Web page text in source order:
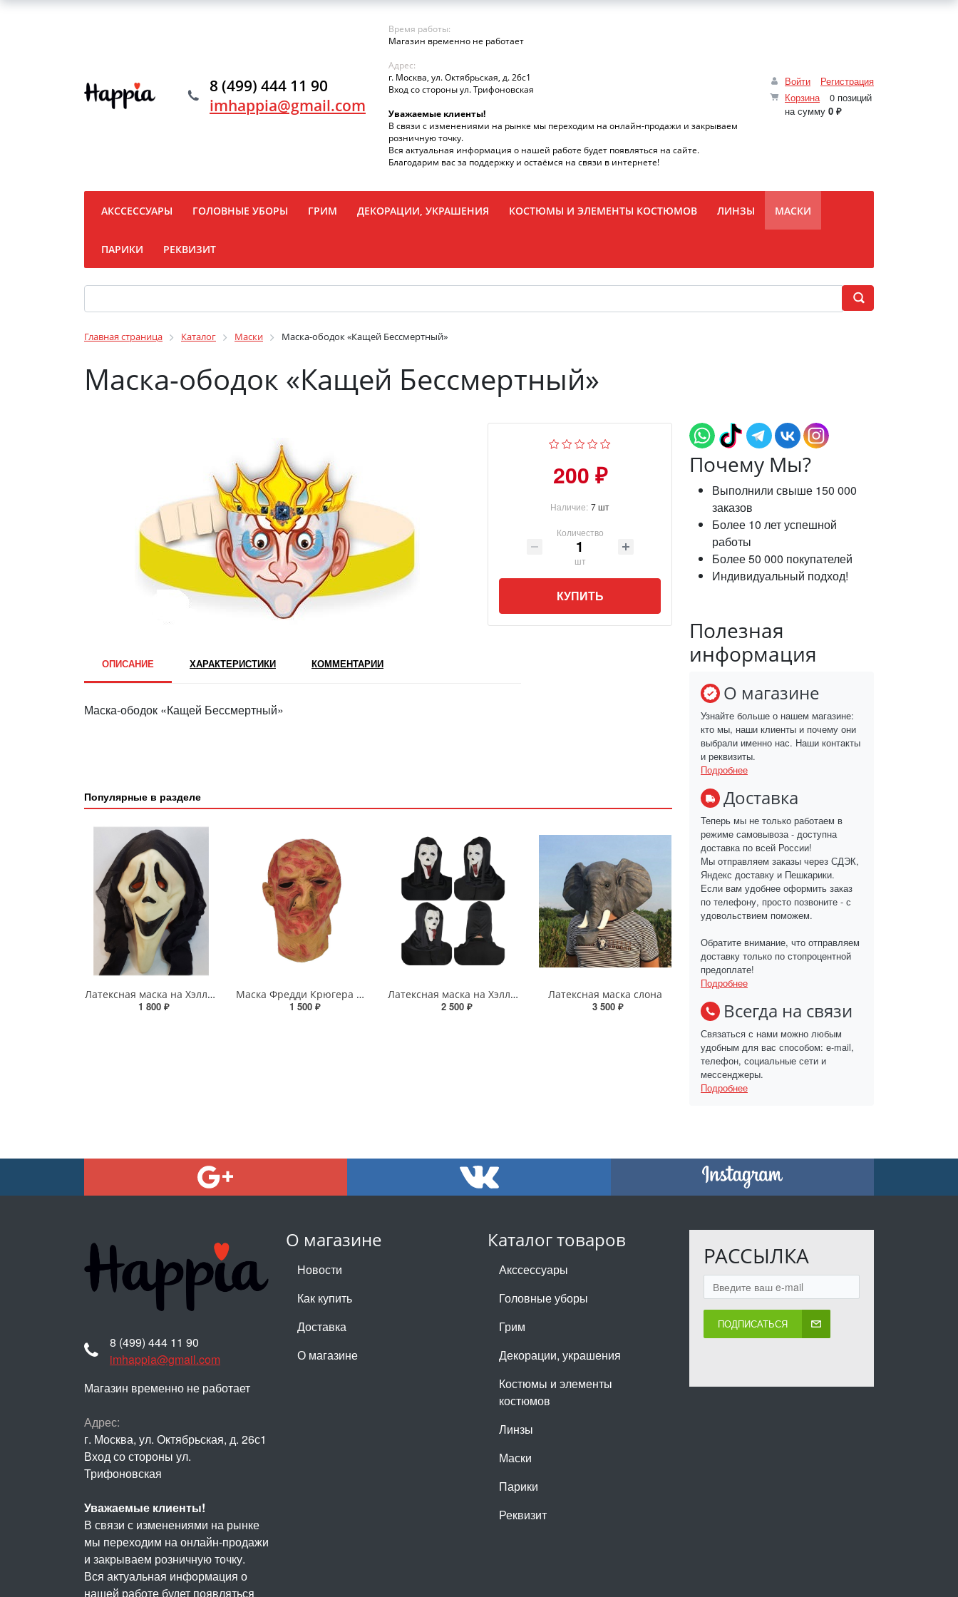
Войти
Регистрация
Корзина
0 позиций
на сумму 0 ₽
8 (499) 444 11 90
imhappia@gmail.com
Время работы:
Магазин временно не работает
Адрес:
г. Москва, ул. Октябрьская, д. 26с1
Вход со стороны ул. Трифоновская
Уважаемые клиенты!
В связи с изменениями на рынке мы переходим на онлайн-продажи и закрываем
розничную точку.
Вся актуальная информация о нашей работе будет появляться на сайте.
Благодарим вас за поддержку и остаёмся на связи в интернете!
АКССЕССУАРЫ ГОЛОВНЫЕ УБОРЫ ГРИМ ДЕКОРАЦИИ, УКРАШЕНИЯ КОСТЮМЫ И ЭЛЕМЕНТЫ КОСТЮМОВ ЛИНЗЫ МАСКИ
ПАРИКИ РЕКВИЗИТ
Главная страница Каталог Маски Маска-ободок «Кащей Бессмертный»
Маска-ободок «Кащей Бессмертный»
200 ₽
Наличие: 7 шт
Количество
шт
КУПИТЬ
ОПИСАНИЕ ХАРАКТЕРИСТИКИ КОММЕНТАРИИ
Маска-ободок «Кащей Бессмертный»
Популярные в разделе
Латексная маска на Хэллоуин - «Крик»
1 800 ₽
Маска Фредди Крюгера на Хэллоуин
1 500 ₽
Латексная маска на Хэллоуин «Крик-наркоман»
2 500 ₽
Латексная маска слона
3 500 ₽
Почему Мы?
Выполнили свыше 150 000
заказов
Более 10 лет успешной
работы
Более 50 000 покупателей
Индивидуальный подход!
Полезная
информация
О магазине
Узнайте больше о нашем магазине:
кто мы, наши клиенты и почему они
выбрали именно нас. Наши контакты
и реквизиты.
Подробнее
Доставка
Теперь мы не только работаем в
режиме самовывоза - доступна
доставка по всей России!
Мы отправляем заказы через СДЭК,
Яндекс доставку и Пешкарики.
Если вам удобнее оформить заказ
по телефону, просто позвоните - с
удовольствием поможем.
Обратите внимание, что отправляем
доставку только по стопроцентной
предоплате!
Подробнее
Всегда на связи
Связаться с нами можно любым
удобным для вас способом: e-mail,
телефон, социальные сети и
мессенджеры.
Подробнее
О магазине
Новости
Как купить
Доставка
О магазине
Каталог товаров
Акссессуары
Головные уборы
Грим
Декорации, украшения
Костюмы и элементы
костюмов
Линзы
Маски
Парики
Реквизит
РАССЫЛКА
ПОДПИСАТЬСЯ
8 (499) 444 11 90
imhappia@gmail.com
Магазин временно не работает
Адрес:
г. Москва, ул. Октябрьская, д. 26с1
Вход со стороны ул.
Трифоновская
Уважаемые клиенты!
В связи с изменениями на рынке
мы переходим на онлайн-продажи
и закрываем розничную точку.
Вся актуальная информация о
нашей работе будет появляться